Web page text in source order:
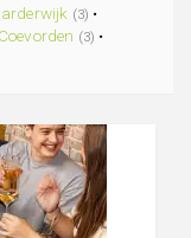
(3) •
Coevorden (3) •